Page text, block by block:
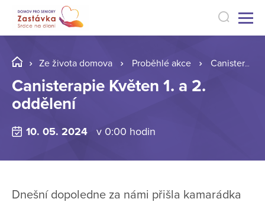
Ze života domova Proběhlé akce Canisterapie Květen 1. a 2. oddělení
Canisterapie Květen 1. a 2.
oddělení
10. 05. 2024 v 0:00 hodin
Dnešní dopoledne za námi přišla kamarádka